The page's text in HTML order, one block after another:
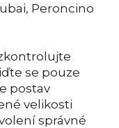
Peroncino
se pouze
postav
velikosti
správné